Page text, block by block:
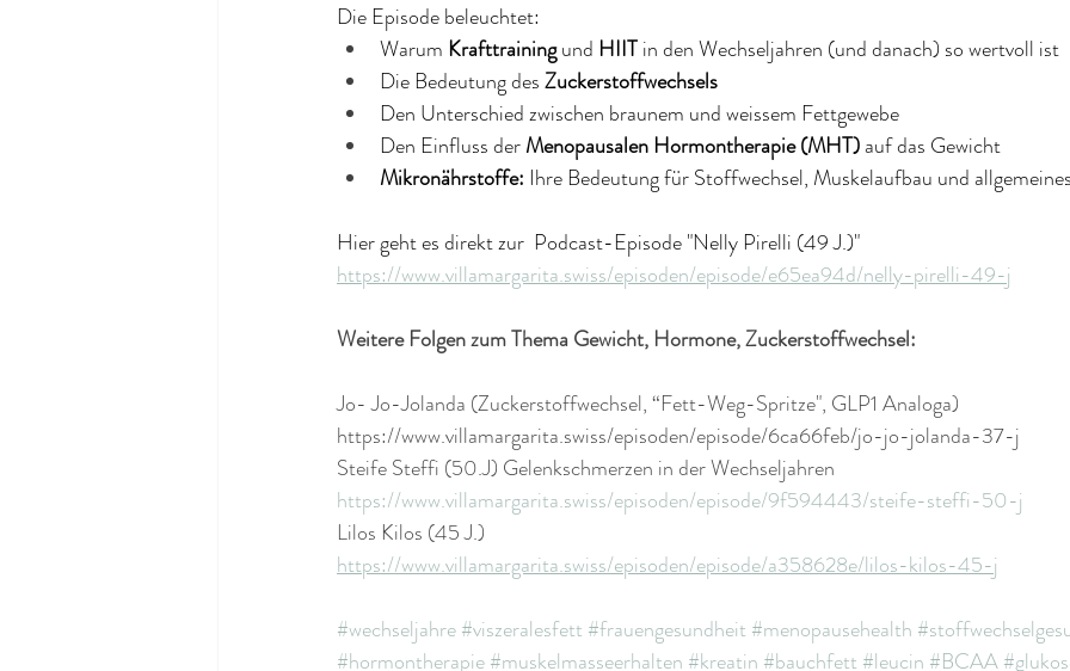
Die Episode beleuchtet:
Warum Krafttraining und HIIT in den Wechseljahren (und danach) so wertvoll ist
Die Bedeutung des Zuckerstoffwechsels
Den Unterschied zwischen braunem und weissem Fettgewebe
Den Einfluss der Menopausalen Hormontherapie (MHT) auf das Gewicht
Mikronährstoffe: Ihre Bedeutung für Stoffwechsel, Muskelaufbau und
Hier geht es direkt zur  Podcast-Episode "Nelly Pirelli (49 J.)"
https://www.villamargarita.swiss/episoden/episode/e65ea94d/nelly-pirelli-49-j
Weitere Folgen zum Thema Gewicht, Hormone, Zuckerstoffwechsel:
Jo- Jo-Jolanda (Zuckerstoffwechsel, “Fett-Weg-Spritze", GLP1 Analoga)
https://www.villamargarita.swiss/episoden/episode/6ca66feb/jo-jo-jolanda-37-j
Steife Steffi (50.J) Gelenkschmerzen in der Wechseljahren
https://www.villamargarita.swiss/episoden/episode/9f594443/steife-steffi-50-j
Lilos Kilos (45 J.)
https://www.villamargarita.swiss/episoden/episode/a358628e/lilos-kilos-45-j
#wechseljahre#viszeralesfett #frauengesundheit #menopausehealth
#hormontherapie#muskelmasseerhalten #kreatin #bauchfett #leucin #BCAA